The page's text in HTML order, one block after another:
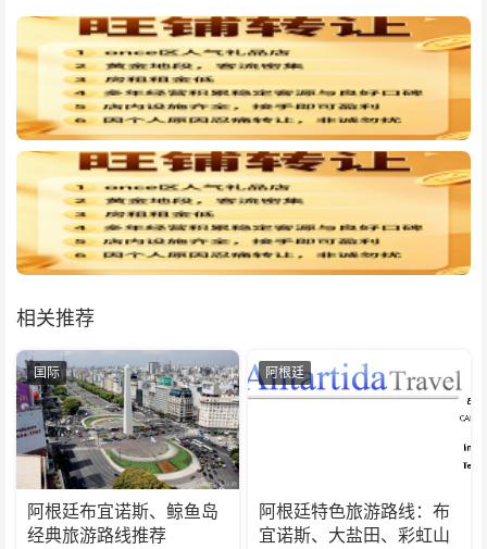
相关推荐
国际
阿根廷布宜诺斯、鲸鱼岛
经典旅游路线推荐
阿根廷
阿根廷特色旅游路线：布
宜诺斯、大盐田、彩虹山